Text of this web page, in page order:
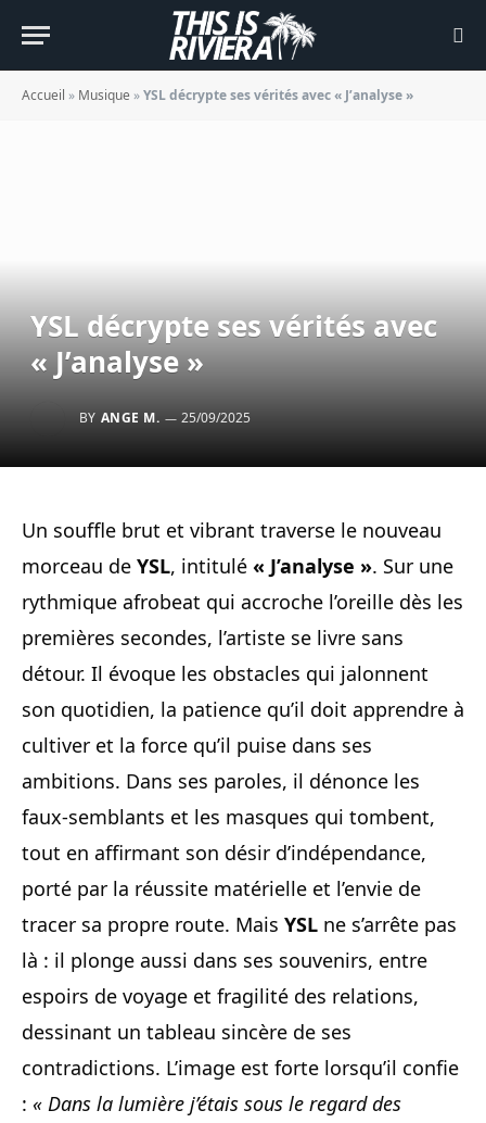
Accueil » Musique »YSL décrypte ses vérités avec « J’analyse »
YSL décrypte ses vérités avec
« J’analyse »
BY ANGE M. 25/09/2025
Un souffle brut et vibrant traverse le nouveau
morceau de YSL, intitulé « J’analyse ». Sur une
rythmique afrobeat qui accroche l’oreille dès les
premières secondes, l’artiste se livre sans
détour. Il évoque les obstacles qui jalonnent
son quotidien, la patience qu’il doit apprendre à
cultiver et la force qu’il puise dans ses
ambitions. Dans ses paroles, il dénonce les
faux-semblants et les masques qui tombent,
tout en affirmant son désir d’indépendance,
porté par la réussite matérielle et l’envie de
tracer sa propre route. Mais YSL ne s’arrête pas
là : il plonge aussi dans ses souvenirs, entre
espoirs de voyage et fragilité des relations,
dessinant un tableau sincère de ses
contradictions. L’image est forte lorsqu’il confie
: « Dans la lumière j’étais sous le regard des